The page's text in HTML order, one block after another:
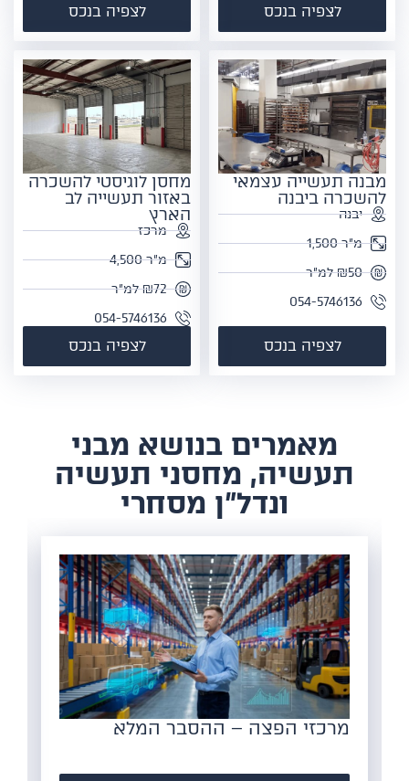
לצפיה בנכס לצפיה בנכס
מבנה תעשייה עצמאי
להשכרה ביבנה
יבנה
מ"ר 1,500
₪50 למ"ר
054-5746136
לצפיה בנכס
מחסן לוגיסטי להשכרה
באזור תעשייה לב
הארץ
מרכז
מ"ר 4,500
₪72 למ"ר
054-5746136
לצפיה בנכס
​מאמרים בנושא מבני
תעשיה, מחסני תעשיה
ונדל"ן מסחרי
הצורך במחסנים לוגיסטיים